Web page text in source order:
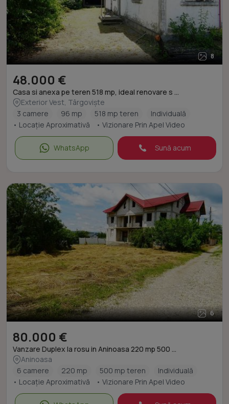
8
48.000 €
Casa si anexa pe teren 518 mp, ideal renovare s ...
Exterior Vest, Târgoviște
3 camere
96 mp 518 mp teren
Individuală
• Locație Aproximativă
• Vizionare Prin Apel Video
WhatsApp Sună acum
6
80.000 €
Vanzare Duplex la rosu in Aninoasa 220 mp 500 ...
Aninoasa
6 camere
220 mp 500 mp teren
Individuală
• Locație Aproximativă
• Vizionare Prin Apel Video